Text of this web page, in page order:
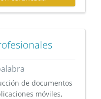
de documentos
móviles,